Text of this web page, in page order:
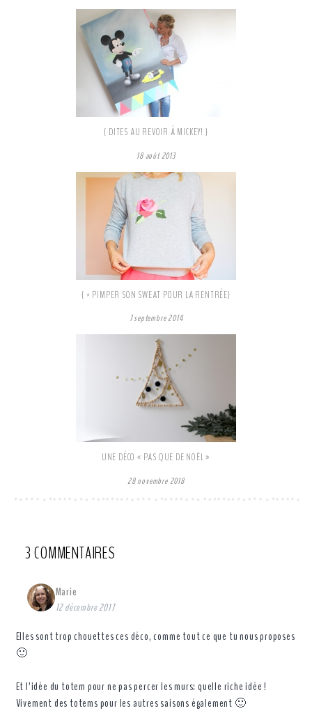
FacebookPinterestTweeter
{ DITES AU REVOIR À MICKEY! }
18 août 2013
{ * PIMPER SON SWEAT POUR LA RENTRÉE}
7 septembre 2014
UNE DÉCO « PAS QUE DE NOËL »
28 novembre 2018
3 COMMENTAIRES
Marie
12 décembre 2017
Elles sont trop chouettes ces déco, comme tout ce que tu nous proposes
🙂
Et l’idée du totem pour ne pas percer les murs: quelle riche idée !
Vivement des totems pour les autres saisons également 🙂